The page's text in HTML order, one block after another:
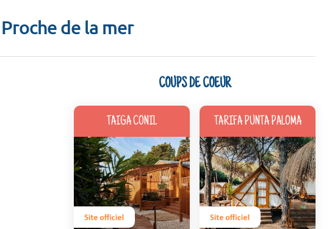
de la mer
COUPS DE COEUR
TAIGA CONIL TARIFA PUNTA PALOMA